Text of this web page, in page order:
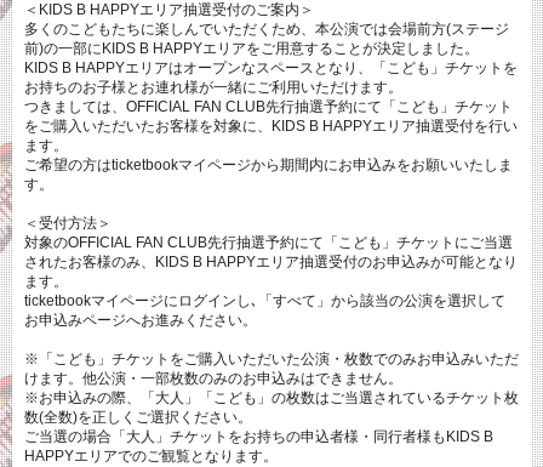
＜KIDS B HAPPYエリア抽選受付のご案内＞
多くのこどもたちに楽しんでいただくため、本公演では会場前方(ステージ
前)の一部にKIDS B HAPPYエリアをご用意することが決定しました。
KIDS B HAPPYエリアはオープンなスペースとなり、「こども」チケットを
お持ちのお子様とお連れ様が一緒にご利用いただけます。
つきましては、OFFICIAL FAN CLUB先行抽選予約にて「こども」チケット
をご購入いただいたお客様を対象に、KIDS B HAPPYエリア抽選受付を行い
ます。
ご希望の方はticketbookマイページから期間内にお申込みをお願いいたしま
す。
＜受付方法＞
対象のOFFICIAL FAN CLUB先行抽選予約にて「こども」チケットにご当選
されたお客様のみ、KIDS B HAPPYエリア抽選受付のお申込みが可能となり
ます。
ticketbookマイページにログインし､「すべて」から該当の公演を選択して
お申込みページへお進みください。
※「こども」チケットをご購⼊いただいた公演・枚数でのみお申込みいただ
けます。他公演・⼀部枚数のみのお申込みはできません。
※お申込みの際、「大人」「こども」の枚数はご当選されているチケット枚
数(全数)を正しくご選択ください。
ご当選の場合「大人」チケットをお持ちの申込者様・同行者様もKIDS B
HAPPYエリアでのご観覧となります。